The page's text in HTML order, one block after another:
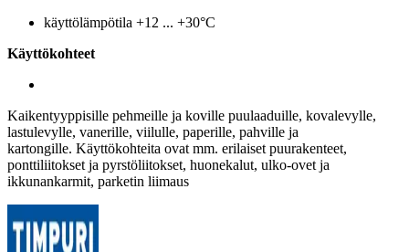
käyttölämpötila +12 ... +30°C
Käyttökohteet
Kaikentyyppisille pehmeille ja koville puulaaduille, kovalevylle,
lastulevylle, vanerille, viilulle, paperille, pahville ja
kartongille. Käyttökohteita ovat mm. erilaiset puurakenteet,
ponttiliitokset ja pyrstöliitokset, huonekalut, ulko-ovet ja
ikkunankarmit, parketin liimaus